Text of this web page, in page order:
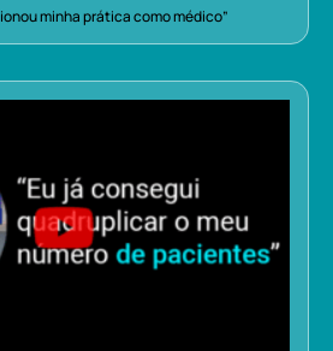
minha prática como médico”